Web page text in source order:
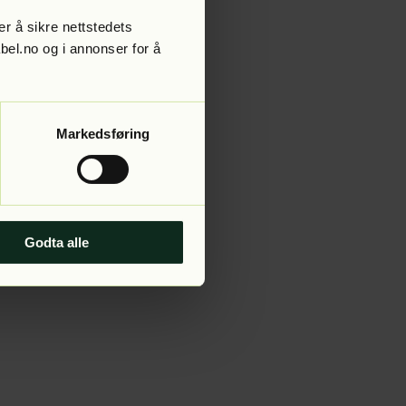
å sikre nettstedets
og i annonser for å
Markedsføring
Godta alle